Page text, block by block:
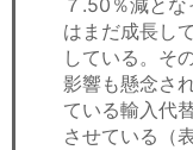
７.50％減と
はまだ成長し
している。そ
影響も懸念さ
ている輸入代
させている（